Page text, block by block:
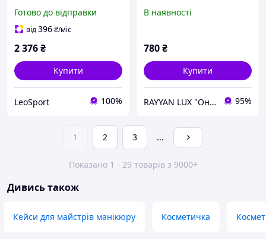
Готово до відправки
від396₴/міс
2 376₴
Купити
LeoSport 100%
В наявності
780₴
Купити
RAYYAN LUX "Онлайн Магазин" 95%
1 2 3 ...
Показано 1 - 29 товарів з 9000+
Дивись також
Кейси для майстрів манікюру Косметичка